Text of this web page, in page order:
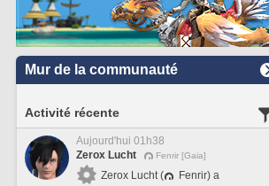
Mur de la communauté
Activité récente
Aujourd'hui 01h38
Zerox Lucht
Fenrir [Gaia]
Zerox Lucht (
Fenrir) a